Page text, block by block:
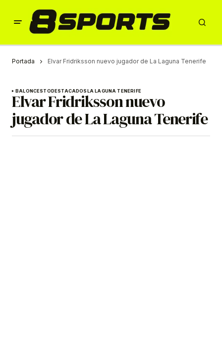
Portada Elvar Fridriksson nuevo jugador de La Laguna Tenerife
BALONCESTODESTACADOSLA LAGUNA TENERIFE
Elvar Fridriksson nuevo
jugador de La Laguna Tenerife